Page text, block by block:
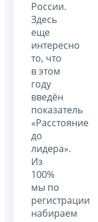
России.
Здесь
еще
интересно
то, что
в этом
году
введён
показатель
«Расстояние
до
лидера».
Из
100%
мы по
регистрации
набираем